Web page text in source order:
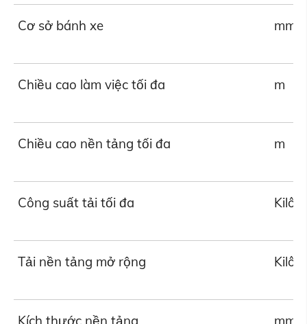
Cơ sở bánh xe mm
Chiều cao làm việc tối đa m
Chiều cao nền tảng tối đa m
Công suất tải tối đa
Tải nền tảng mở rộng